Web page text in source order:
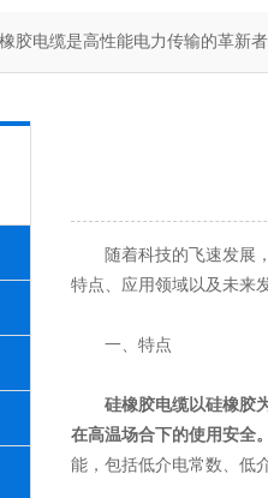
胶电缆是高性能电力传输的革新者
随着科技的飞速发展，
特点、应用领域以及未来
一、特点
硅橡胶电缆以硅橡胶
在高温场合下的使用安全。
能，包括低介电常数、低